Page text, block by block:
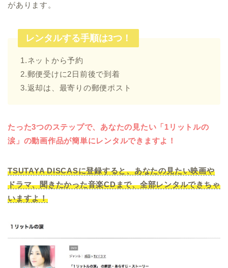
があります。
レンタルする手順は3つ！
1.ネットから予約
2.郵便受けに2日前後で到着
3.返却は、最寄りの郵便ポスト
たった3つのステップで、あなたの見たい「1リットルの
涙」の動画作品が簡単にレンタルできますよ！
TSUTAYA DISCASに登録すると、あなたの見たい映画や
ドラマ、聞きたかった音楽CDまで、全部レンタルできちゃ
いますよ！